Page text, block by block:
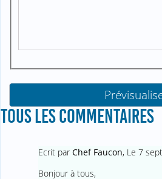
TOUS LES COMMENTAIRES
Ecrit par Chef Faucon, Le 7
Bonjour à tous,